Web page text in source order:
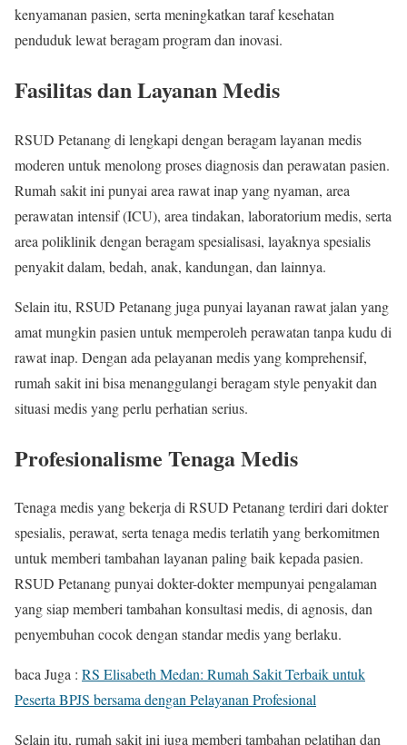
kenyamanan pasien, serta meningkatkan taraf kesehatan
penduduk lewat beragam program dan inovasi.
Fasilitas dan Layanan Medis
RSUD Petanang di lengkapi dengan beragam layanan medis
moderen untuk menolong proses diagnosis dan perawatan pasien.
Rumah sakit ini punyai area rawat inap yang nyaman, area
perawatan intensif (ICU), area tindakan, laboratorium medis, serta
area poliklinik dengan beragam spesialisasi, layaknya spesialis
penyakit dalam, bedah, anak, kandungan, dan lainnya.
Selain itu, RSUD Petanang juga punyai layanan rawat jalan yang
amat mungkin pasien untuk memperoleh perawatan tanpa kudu di
rawat inap. Dengan ada pelayanan medis yang komprehensif,
rumah sakit ini bisa menanggulangi beragam style penyakit dan
situasi medis yang perlu perhatian serius.
Profesionalisme Tenaga Medis
Tenaga medis yang bekerja di RSUD Petanang terdiri dari dokter
spesialis, perawat, serta tenaga medis terlatih yang berkomitmen
untuk memberi tambahan layanan paling baik kepada pasien.
RSUD Petanang punyai dokter-dokter mempunyai pengalaman
yang siap memberi tambahan konsultasi medis, di agnosis, dan
penyembuhan cocok dengan standar medis yang berlaku.
baca Juga : RS Elisabeth Medan: Rumah Sakit Terbaik untuk
Peserta BPJS bersama dengan Pelayanan Profesional
Selain itu, rumah sakit ini juga memberi tambahan pelatihan dan